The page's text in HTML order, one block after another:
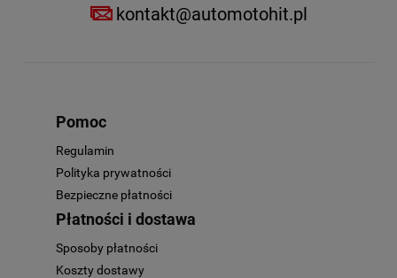
kontakt@automotohit.pl
Pomoc
Regulamin
Polityka prywatności
Bezpieczne płatności
Płatności i dostawa
Sposoby płatności
Koszty dostawy